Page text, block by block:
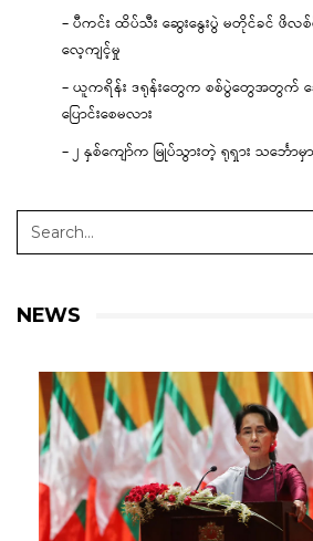
– ပီကင်း ထိပ်သီး ဆွေးနွေးပွဲ မတိုင်ခင် ဖိလ
လေ့ကျင့်မှု
– ယူကရိန်း ဒရုန်းတွေက စစ်ပွဲတွေအတွက်
ပြောင်းစေမလား
– ၂ နှစ်ကျော်က မြုပ်သွားတဲ့ ရုရှား သင်္ဘေ
NEWS